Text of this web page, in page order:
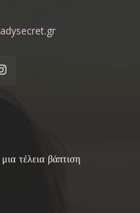
τέλεια βάπτιση